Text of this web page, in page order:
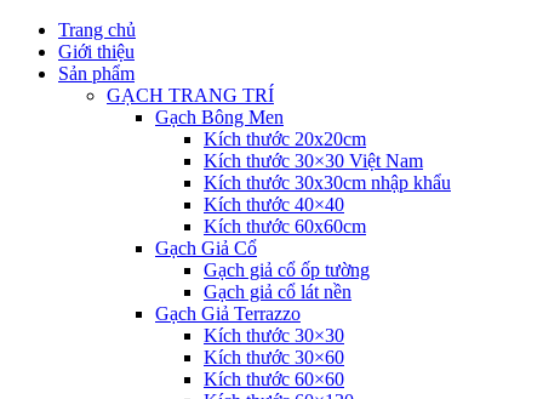
Trang chủ
Giới thiệu
Sản phẩm
GẠCH TRANG TRÍ
Gạch Bông Men
Kích thước 20x20cm
Kích thước 30×30 Việt Nam
Kích thước 30x30cm nhập khẩu
Kích thước 40×40
Kích thước 60x60cm
Gạch Giả Cổ
Gạch giả cổ ốp tường
Gạch giả cổ lát nền
Gạch Giả Terrazzo
Kích thước 30×30
Kích thước 30×60
Kích thước 60×60